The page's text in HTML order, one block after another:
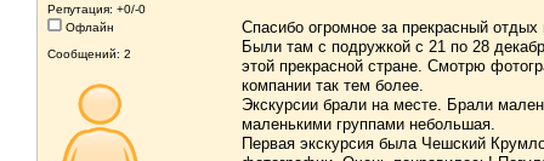
Репутация: +0/-0
Офлайн
Сообщений: 2
Спасибо огромное за прекрасный отдых
Были там с подружкой с 21 по 28
этой прекрасной стране. Смотрю
компании так тем более.
Экскурсии брали на месте. Брали
маленькими группами небольшая.
Первая экскурсия была Чешский